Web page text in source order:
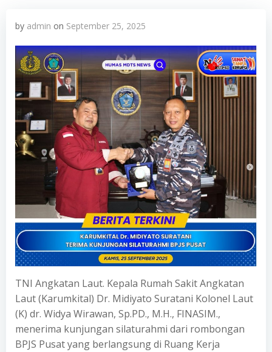
by admin on September 25, 2025
TNI Angkatan Laut. Kepala Rumah Sakit Angkatan
Laut (Karumkital) Dr. Midiyato Suratani Kolonel Laut
(K) dr. Widya Wirawan, Sp.PD., M.H., FINASIM.,
menerima kunjungan silaturahmi dari rombongan
BPJS Pusat yang berlangsung di Ruang Kerja